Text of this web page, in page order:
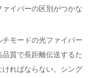
イバーの区別がつかな
モードの光ファイバー
質で長距離伝送するた
ればならない。シング